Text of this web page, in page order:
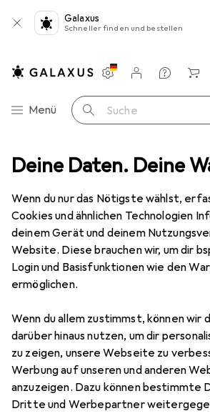
Deine Daten. Deine
Wenn du nur das Nötigste wählst,
Cookies und ähnlichen Technologien
deinem Gerät und deinem
Website. Diese brauchen wir, um dir
Login und Basisfunktionen wie den
ermöglichen.
Wenn du allem zustimmst, können wir
darüber hinaus nutzen, um dir
zu zeigen, unsere Webseite zu
Werbung auf unseren und anderen
anzuzeigen. Dazu können bestimmte
Dritte und Werbepartner
Galaxus
Schneller finden und bestellen
Navigation nach Kategorien
Menü Suche
Einstellungen
Kundenkonto
Vergleichslisten
Merklisten
Warenkorb
Smartphone Schutzfolie Dipos
5 Bilder
DiposDisplayschutzfolie
Samsung Galaxy A42 5G
Preis in EUR inkl. MwSt.
EUR
10,–
Bewertungen Marke
Mehr